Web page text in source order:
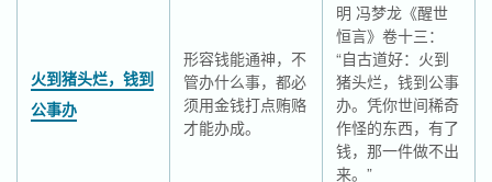
火到猪头烂，钱到
公事办
形容钱能通神，不
管办什么事，都必
须用金钱打点贿赂
才能办成。
明 冯梦龙《醒世
恒言》卷十三：
“自古道好：火到
猪头烂，钱到公事
办。凭你世间稀奇
作怪的东西，有了
钱，那一件做不出
来。”